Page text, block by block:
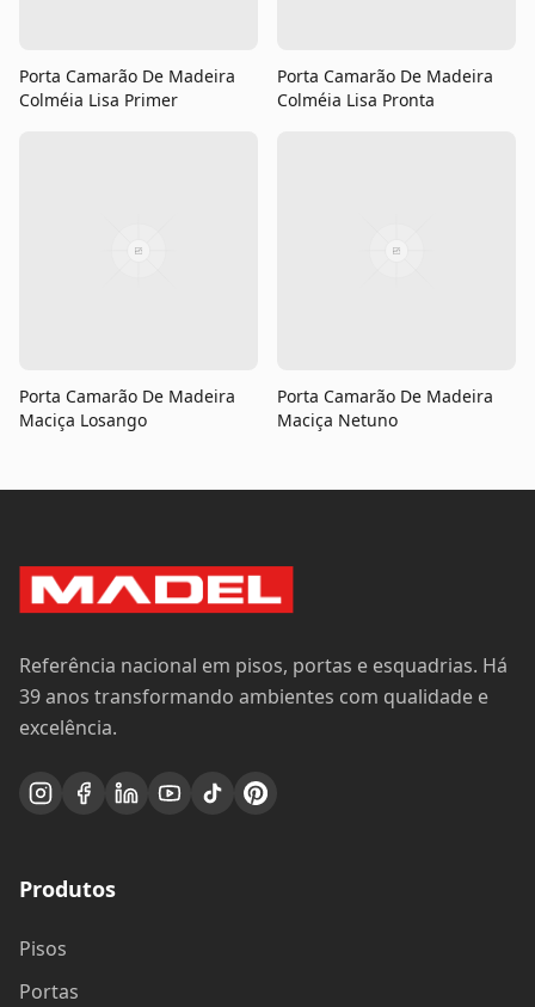
Porta Camarão De Madeira
Colméia Lisa Primer
Porta Camarão De Madeira
Colméia Lisa Pronta
Porta Camarão De Madeira
Maciça Losango
Porta Camarão De Madeira
Maciça Netuno
Referência nacional em pisos, portas e esquadrias. Há
39 anos transformando ambientes com qualidade e
excelência.
Produtos
Pisos
Portas